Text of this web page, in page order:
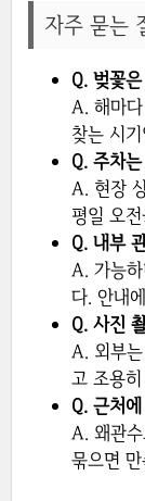
자주 묻는
Q. 벚꽃
A. 해마
찾는 시
Q. 주차
A. 현장
평일 오
Q. 내부
A. 가능
다. 안내
Q. 사진
A. 외부
고 조용
Q. 근처
A. 왜관
묶으면